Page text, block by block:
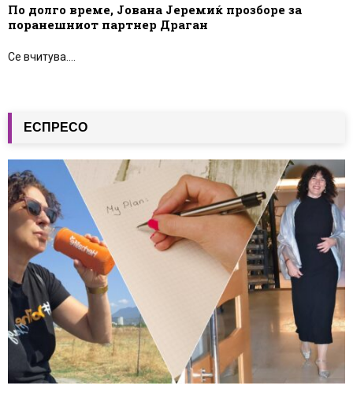
По долго време, Јована Јеремиќ прозборе за
поранешниот партнер Драган
Се вчитува....
ЕСПРЕСО